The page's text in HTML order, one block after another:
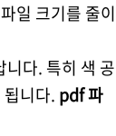
일 크기를 줄이
다. 특히 색 공
니다. pdf 파